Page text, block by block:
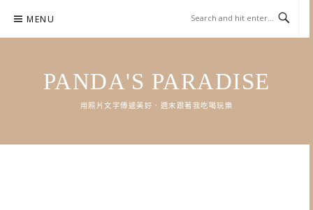
content
MENU
PANDA'S PARADISE
用照片文字傳遞美好．週末跟著我吃喝玩樂